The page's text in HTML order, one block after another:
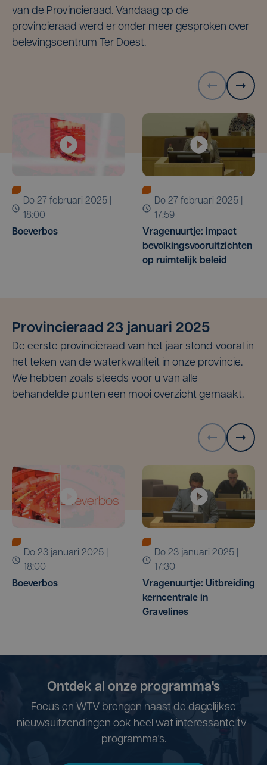
van de Provincieraad. Vandaag op de
provincieraad werd er onder meer gesproken over
belevingscentrum Ter Doest.
do 27 februari 2025 |
18:00
Boeverbos
do 27 februari 2025 |
17:59
Vragenuurtje: impact
bevolkingsvooruitzichten
op ruimtelijk beleid
Provincieraad 23 januari 2025
De eerste provincieraad van het jaar stond vooral in
het teken van de waterkwaliteit in onze provincie.
We hebben zoals steeds voor u van alle
behandelde punten een mooi overzicht gemaakt.
do 23 januari 2025 |
18:00
Boeverbos
do 23 januari 2025 |
17:30
Vragenuurtje: Uitbreiding
kerncentrale in
Gravelines
Ontdek al onze programma's
Focus en WTV brengen naast de dagelijkse
nieuwsuitzendingen ook heel wat interessante tv-
programma's.